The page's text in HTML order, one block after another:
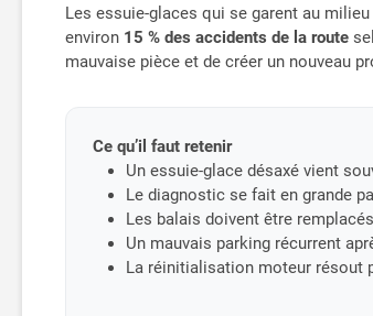
Les essuie-glaces qui se garent au
environ 15 % des accidents de la route
mauvaise pièce et de créer un nouveau
Ce qu’il faut retenir
Un essuie-glace désaxé vient
Le diagnostic se fait en grande
Les balais doivent être
Un mauvais parking récurrent
La réinitialisation moteur résout